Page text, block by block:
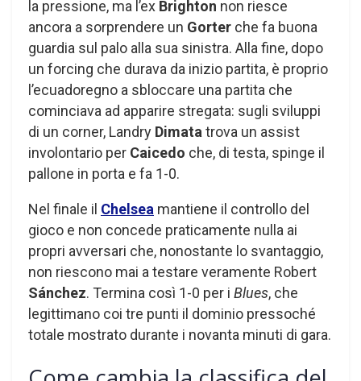
la pressione, ma l’ex Brighton non riesce
ancora a sorprendere un Gorter che fa buona
guardia sul palo alla sua sinistra. Alla fine, dopo
un forcing che durava da inizio partita, è proprio
l’ecuadoregno a sbloccare una partita che
cominciava ad apparire stregata: sugli sviluppi
di un corner, Landry Dimata trova un assist
involontario per Caicedo che, di testa, spinge il
pallone in porta e fa 1-0.
Nel finale il Chelsea mantiene il controllo del
gioco e non concede praticamente nulla ai
propri avversari che, nonostante lo svantaggio,
non riescono mai a testare veramente Robert
Sánchez. Termina così 1-0 per i Blues, che
legittimano coi tre punti il dominio pressoché
totale mostrato durante i novanta minuti di gara.